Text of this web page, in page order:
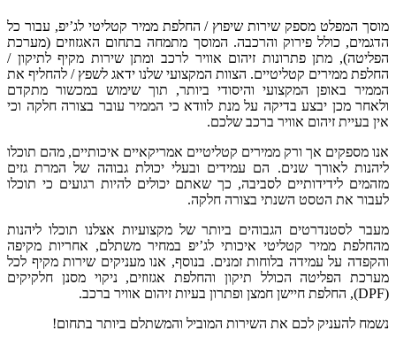
מוסך המפלט מספק שירות שיפוץ / החלפת ממיר קטליטי לג’יפ, עבור כל
הדגמים, כולל פירוק והרכבה. המוסך מתמחה בתחום האגזוזים (מערכת
הפליטה), מתן פתרונות זיהום אוויר לרכב ומתן שירות מקיף לתיקון /
החלפת ממירים קטליטיים. הצוות המקצועי שלנו ידאג לשפץ / להחליף את
הממיר באופן המקצועי והיסודי ביותר, תוך שימוש במכשור מתקדם
ולאחר מכן יבצע בדיקה על מנת לוודא כי הממיר עובר בצורה חלקה וכי
אין בעיית זיהום אוויר ברכב שלכם.
אנו מספקים אך ורק ממירים קטליטיים אמריקאיים איכותיים, מהם תוכלו
ליהנות לאורך שנים. הם עמידים ובעלי יכולת גבוהה של המרת גזים
מזהמים לידידותיים לסביבה, כך שאתם יכולים להיות רגועים כי תוכלו
לעבור את הטסט השנתי בצורה חלקה.
מעבר לסטנדרטים הגבוהים ביותר של מקצועיות אצלנו תוכלו ליהנות
מהחלפת ממיר קטליטי איכותי לג’יפ במחיר משתלם, אחריות מקיפה
והקפדה על עמידה בלוחות זמנים. בנוסף, אנו מעניקים שירות מקיף לכל
מערכת הפליטה הכולל תיקון והחלפת אגזוזים, ניקוי מסנן חלקיקים
(DPF), החלפת חיישן חמצן ופתרון בעיות זיהום אוויר ברכב.
נשמח להעניק לכם את השירות המוביל והמשתלם ביותר בתחום!